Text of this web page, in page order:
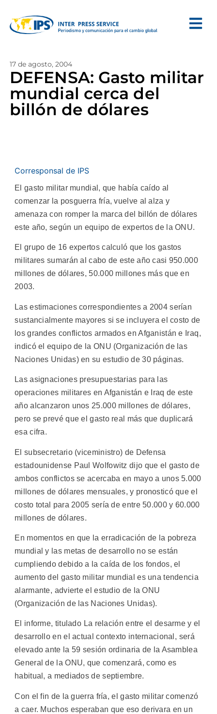
17 de agosto, 2004
DEFENSA: Gasto militar
mundial cerca del
billón de dólares
Corresponsal de IPS
El gasto militar mundial, que había caído al
comenzar la posguerra fría, vuelve al alza y
amenaza con romper la marca del billón de dólares
este año, según un equipo de expertos de la ONU.
El grupo de 16 expertos calculó que los gastos
militares sumarán al cabo de este año casi 950.000
millones de dólares, 50.000 millones más que en
2003.
Las estimaciones correspondientes a 2004 serían
sustancialmente mayores si se incluyera el costo de
los grandes conflictos armados en Afganistán e Iraq,
indicó el equipo de la ONU (Organización de las
Naciones Unidas) en su estudio de 30 páginas.
Las asignaciones presupuestarias para las
operaciones militares en Afganistán e Iraq de este
año alcanzaron unos 25.000 millones de dólares,
pero se prevé que el gasto real más que duplicará
esa cifra.
El subsecretario (viceministro) de Defensa
estadounidense Paul Wolfowitz dijo que el gasto de
ambos conflictos se acercaba en mayo a unos 5.000
millones de dólares mensuales, y pronosticó que el
costo total para 2005 sería de entre 50.000 y 60.000
millones de dólares.
En momentos en que la erradicación de la pobreza
mundial y las metas de desarrollo no se están
cumpliendo debido a la caída de los fondos, el
aumento del gasto militar mundial es una tendencia
alarmante, advierte el estudio de la ONU
(Organización de las Naciones Unidas).
El informe, titulado La relación entre el desarme y el
desarrollo en el actual contexto internacional, será
elevado ante la 59 sesión ordinaria de la Asamblea
General de la ONU, que comenzará, como es
habitual, a mediados de septiembre.
Con el fin de la guerra fría, el gasto militar comenzó
a caer. Muchos esperaban que eso derivara en un